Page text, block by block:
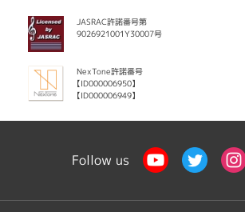
JASRAC許諾番号第
9026921001Y30007号
NexTone許諾番号
【ID000006950】
【ID000006949】
Follow us